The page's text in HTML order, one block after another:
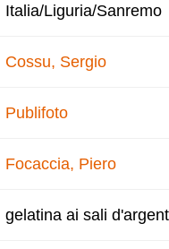
Italia/Liguria/Sanremo
Cossu, Sergio
Publifoto
Focaccia, Piero
gelatina ai sali